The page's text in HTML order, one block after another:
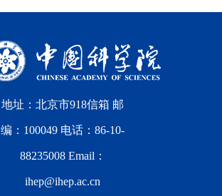
地址：北京市918信箱 邮
编：100049 电话：86-10-
88235008 Email：
ihep@ihep.ac.cn